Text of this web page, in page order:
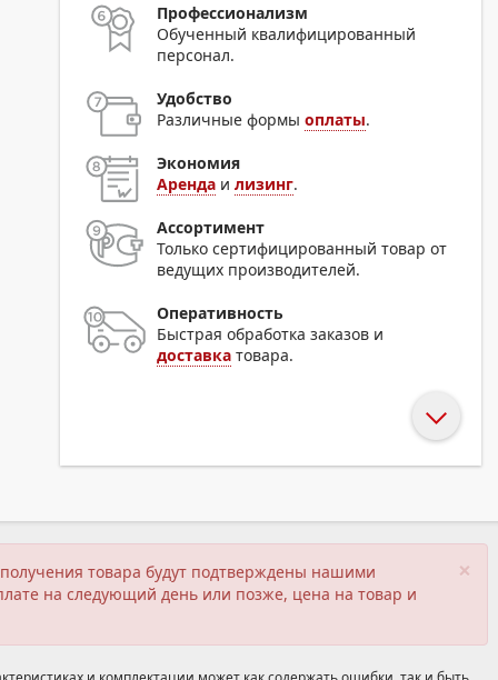
Профессионализм
Обученный квалифицированный
персонал.
Удобство
Различные формыоплаты.
Экономия
Аренда илизинг.
Ассортимент
Только сертифицированный товар от
ведущих производителей.
Оперативность
Быстрая обработка заказов и
доставка товара.
×
товара будут подтверждены нашими
на следующий день или позже, цена на товар и